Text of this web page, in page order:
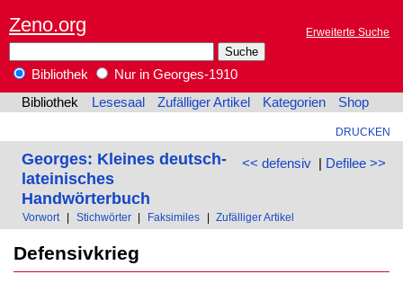
Zeno.org Erweiterte Suche
Bibliothek
Nur in Georges-1910
Bibliothek
Lesesaal Zufälliger Artikel Kategorien Shop
DRUCKEN
<< defensiv| Defilee >>
Georges: Kleines deutsch-
lateinisches
Handwörterbuch
Vorwort Stichwörter Faksimiles Zufälliger Artikel
Defensivkrieg